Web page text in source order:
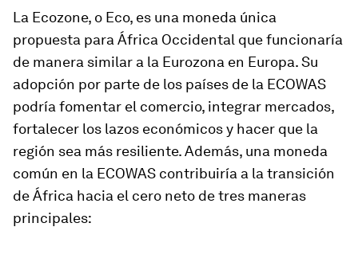
La Ecozone, o Eco, es una moneda única
propuesta para África Occidental que funcionaría
de manera similar a la Eurozona en Europa. Su
adopción por parte de los países de la ECOWAS
podría fomentar el comercio, integrar mercados,
fortalecer los lazos económicos y hacer que la
región sea más resiliente. Además, una moneda
común en la ECOWAS contribuiría a la transición
de África hacia el cero neto de tres maneras
principales: